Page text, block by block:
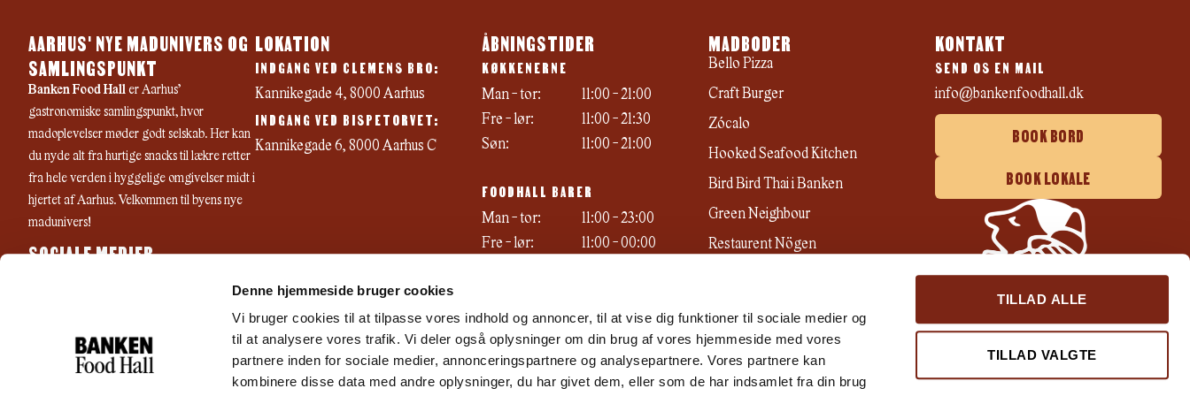
Denne hjemmeside bruger cookies
Vi bruger cookies til at tilpasse vores indhold og annoncer, til at vise dig funktioner til sociale medier og
til at analysere vores trafik. Vi deler også oplysninger om din brug af vores hjemmeside med vores
partnere inden for sociale medier, annonceringspartnere og analysepartnere. Vores partnere kan
kombinere disse data med andre oplysninger, du har givet dem, eller som de har indsamlet fra din brug
TILLAD ALLE
TILLAD VALGTE
AARHUS' NYE MADUNIVERS OG
SAMLINGSPUNKT
Banken Food Hall er Aarhus’
gastronomiske samlingspunkt, hvor
madoplevelser møder godt selskab. Her kan
du nyde alt fra hurtige snacks til lækre retter
fra hele verden i hyggelige omgivelser midt i
hjertet af Aarhus. Velkommen til byens nye
madunivers!
SOCIALE MEDIER
t
a
g
t
u
b
LOKATION
INDGANG VED CLEMENS BRO:
Kannikegade 4, 8000 Aarhus
INDGANG VED BISPETORVET:
Kannikegade 6, 8000 Aarhus C
ÅBNINGSTIDER
KØKKENERNE
Man - tor:
11:00 - 21:00
Fre - lør:
11:00 - 21:30
Søn:
11:00 - 21:00
FOODHALL BARER
Man - tor:
11:00 - 23:00
Fre - lør:
11:00 - 00:00
MADBODER
Bello Pizza
Craft Burger
Zócalo
Hooked Seafood Kitchen
Bird Bird Thai i Banken
Green Neighbour
Restaurent Nögen
KONTAKT
SEND OS EN MAIL
info@bankenfoodhall.dk
BOOK BORD
BOOK LOKALE